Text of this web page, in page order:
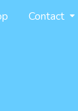
Contact